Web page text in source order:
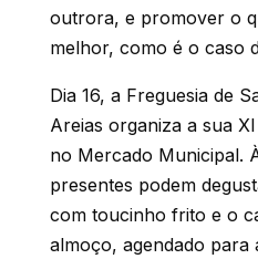
outrora, e promover o
melhor, como é o caso
Dia 16, a Freguesia de
Areias organiza a sua
no Mercado Municipal.
presentes podem
com toucinho frito e o
almoço, agendado para